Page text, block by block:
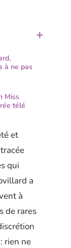
à ne pas
Miss
télé
et
qui
a
à
de rares
rien ne